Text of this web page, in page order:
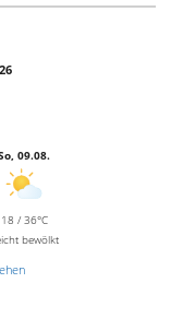
09.08.
18 / 36°C
bewölkt